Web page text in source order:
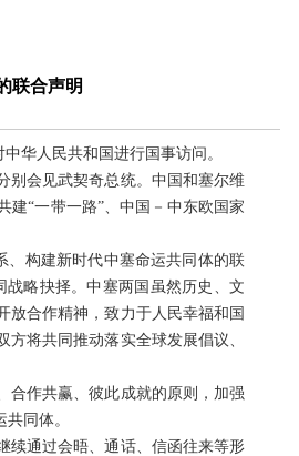
联合声明
华人民共和国进行国事访问。
别会见武契奇总统。中国和塞尔维
建“一带一路”、中国－中东欧国家
、构建新时代中塞命运共同体的联
略抉择。中塞两国虽然历史、文
放合作精神，致力于人民幸福和国
将共同推动落实全球发展倡议、
合作共赢、彼此成就的原则，加强
同体。
续通过会晤、通话、信函往来等形